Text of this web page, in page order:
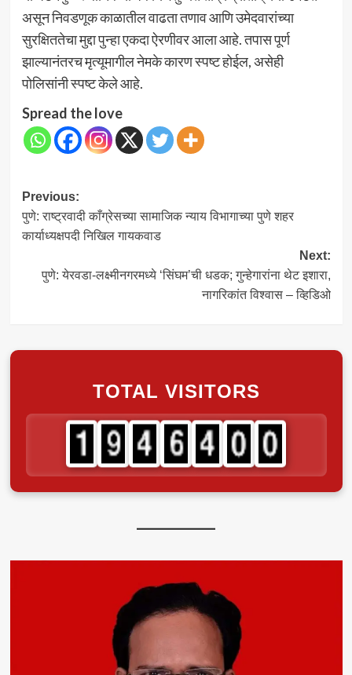
असून निवडणूक काळातील वाढता तणाव आणि उमेदवारांच्या
सुरक्षिततेचा मुद्दा पुन्हा एकदा ऐरणीवर आला आहे. तपास पूर्ण
झाल्यानंतरच मृत्यूमागील नेमके कारण स्पष्ट होईल, असेही
पोलिसांनी स्पष्ट केले आहे.
Spread the love
Post
navigation
Previous:
पुणे: राष्ट्रवादी काँग्रेसच्या सामाजिक न्याय विभागाच्या पुणे शहर
कार्याध्यक्षपदी निखिल गायकवाड
Next:
पुणे: येरवडा-लक्ष्मीनगरमध्ये ‘सिंघम’ची धडक; गुन्हेगारांना थेट इशारा,
नागरिकांत विश्वास – व्हिडिओ
TOTAL VISITORS